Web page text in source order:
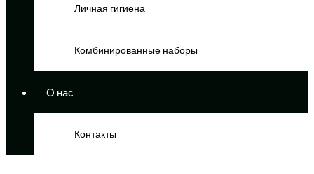
Личная гигиена
Комбинированные наборы
О нас
Контакты